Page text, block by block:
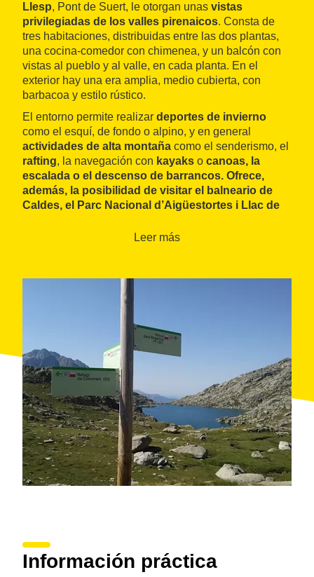
Llesp, Pont de Suert, le otorgan unas vistas
privilegiadas de los valles pirenaicos. Consta de
tres habitaciones, distribuidas entre las dos plantas,
una cocina-comedor con chimenea, y un balcón con
vistas al pueblo y al valle, en cada planta. En el
exterior hay una era amplia, medio cubierta, con
barbacoa y estilo rústico.
El entorno permite realizar deportes de invierno
como el esquí, de fondo o alpino, y en general
actividades de alta montaña como el senderismo, el
rafting, la navegación con kayaks o canoas, la
escalada o el descenso de barrancos. Ofrece,
además, la posibilidad de visitar el
balneario de
Caldes, el
Parc Nacional d’Aigüestortes i Llac de
Patrimonio de la Humanidad
Leer más
Información práctica